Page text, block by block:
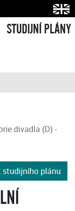
STUDIJNÍ PLÁNY
divadla (D) -
studijního plánu